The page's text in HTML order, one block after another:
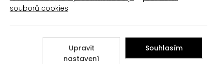
souborů cookies.
Upravit
nastavení
Souhlasím